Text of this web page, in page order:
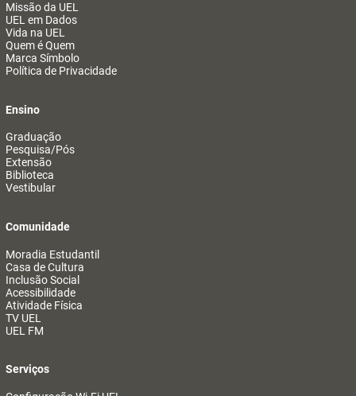
Missão da UEL
UEL em Dados
Vida na UEL
Quem é Quem
Marca Símbolo
Política de Privacidade
Ensino
Graduação
Pesquisa/Pós
Extensão
Biblioteca
Vestibular
Comunidade
Moradia Estudantil
Casa de Cultura
Inclusão Social
Acessibilidade
Atividade Física
TV UEL
UEL FM
Serviços